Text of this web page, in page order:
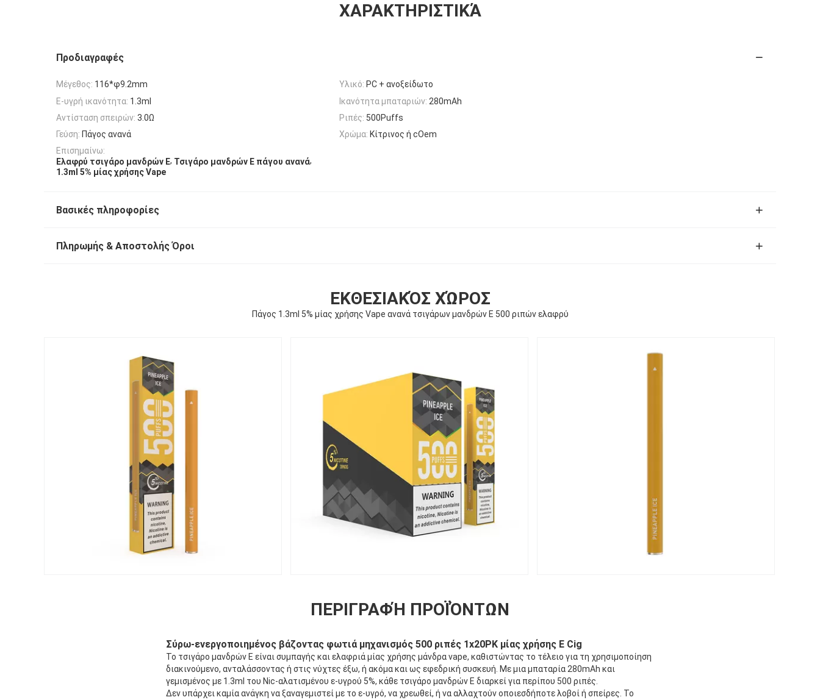
ΧΑΡΑΚΤΗΡΙΣΤΙΚΆ
Προδιαγραφές
Μέγεθος: 116*φ9.2mm Υλικό: PC + ανοξείδωτο
Ε-υγρή ικανότητα: 1.3ml Ικανότητα μπαταριών: 280mAh
Αντίσταση σπειρών: 3.0Ω Ριπές: 500Puffs
Γεύση: Πάγος ανανά Χρώμα: Κίτρινος ή cOem
Επισημαίνω:
Ελαφρύ τσιγάρο μανδρών Ε, Τσιγάρο μανδρών Ε πάγου ανανά,
1.3ml 5% μίας χρήσης Vape
Βασικές πληροφορίες
Πληρωμής & Αποστολής Όροι
ΕΚΘΕΣΙΑΚΌΣ ΧΏΡΟΣ
Πάγος 1.3ml 5% μίας χρήσης Vape ανανά τσιγάρων μανδρών Ε 500 ριπών ελαφρύ
ΠΕΡΙΓΡΑΦΉ ΠΡΟΪΌΝΤΩΝ
Σύρω-ενεργοποιημένος βάζοντας φωτιά μηχανισμός 500 ριπές 1x20PK μίας χρήσης Ε Cig
Το τσιγάρο μανδρών Ε είναι συμπαγής και ελαφριά μίας χρήσης μάνδρα vape, καθιστώντας το τέλειο για τη χρησιμοποίηση
διακινούμενο, ανταλάσσοντας ή στις νύχτες έξω, ή ακόμα και ως εφεδρική συσκευή. Με μια μπαταρία 280mAh και
γεμισμένος με 1.3ml του Nic-αλατισμένου ε-υγρού 5%, κάθε τσιγάρο μανδρών Ε διαρκεί για περίπου 500 ριπές.
Δεν υπάρχει καμία ανάγκη να ξαναγεμιστεί με το ε-υγρό, να χρεωθεί, ή να αλλαχτούν οποιεσδήποτε λοβοί ή σπείρες. Το